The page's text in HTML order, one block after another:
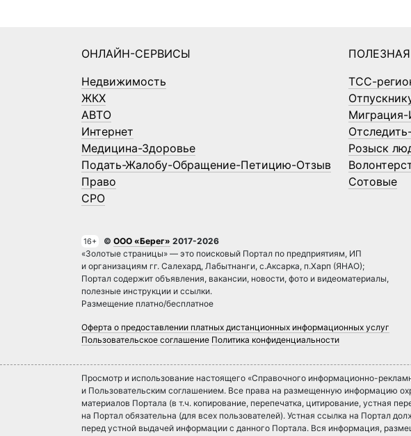
ОНЛАЙН-СЕРВИСЫ
Недвижимость
ЖКХ
АВТО
Интернет
Медицина-Здоровье
Подать-Жалобу-Обращение-Петицию-Отзыв
Право
СРО
ПОЛЕЗНАЯ
ТСС-
Розыск
Сотовые
16+ © ООО «Берег» 2017-2026
«Золотые страницы» — это поисковый Портал по предприятиям, ИП
и организациям гг. Салехард, Лабытнанги, с.Аксарка, п.Харп (ЯНАО);
Портал содержит объявления, вакансии, новости, фото и видеоматериалы,
полезные инструкции и ссылки.
Размещение платно/бесплатное
Оферта о предоставлении платных дистанционных информационных услуг
Пользовательское соглашение Политика конфиденциальности
Просмотр и использование настоящего «Справочного информационно-
и Пользовательским соглашением. Все права на размещенную информацию
материалов Портала (в т.ч. копирование, перепечатка, цитирование, устная
на Портал обязательна (для всех пользователей). Устная ссылка на Портал
перед устной выдачей информации с данного Портала. Вся информация,